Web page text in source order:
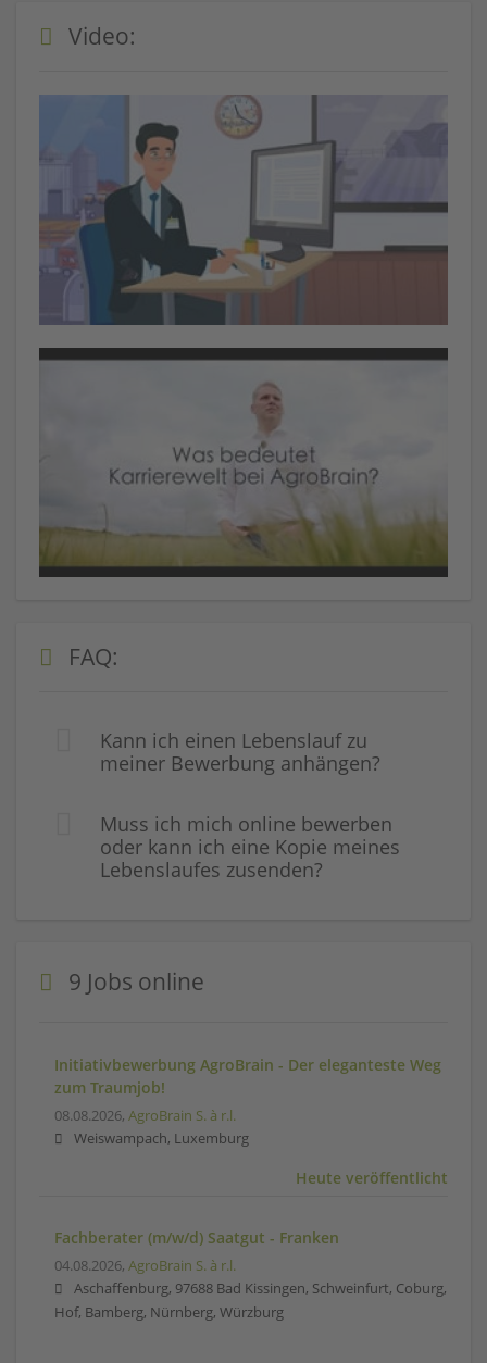
Video:
FAQ:
Kann ich einen Lebenslauf zu
meiner Bewerbung anhängen?
Muss ich mich online bewerben
oder kann ich eine Kopie meines
Lebenslaufes zusenden?
9 Jobs online
Initiativbewerbung AgroBrain - Der eleganteste Weg
zum Traumjob!
08.08.2026, AgroBrain S. à r.l.
Weiswampach, Luxemburg
Heute veröffentlicht
Fachberater (m/w/d) Saatgut - Franken
04.08.2026, AgroBrain S. à r.l.
Aschaffenburg, 97688 Bad Kissingen, Schweinfurt, Coburg,
Hof, Bamberg, Nürnberg, Würzburg